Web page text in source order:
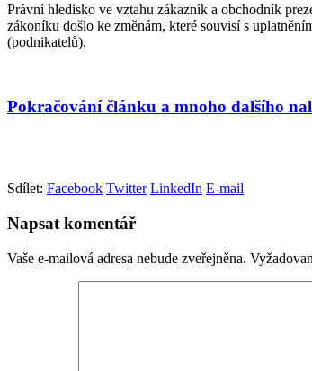
Právní hledisko ve vztahu zákazník a obchodník
zákoníku došlo ke změnám, které souvisí s
(podnikatelů).
Pokračování článku a mnoho dalšího
Sdílet: Facebook Twitter LinkedIn E-mail
Napsat komentář
Vaše e-mailová adresa nebude zveřejněna.